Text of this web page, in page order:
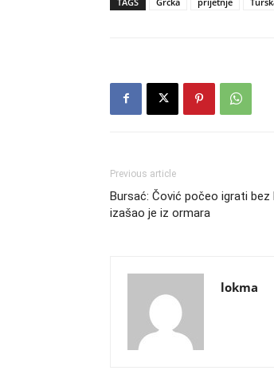
Previous article
Bursać: Čović počeo igrati bez
izašao je iz ormara
lokma